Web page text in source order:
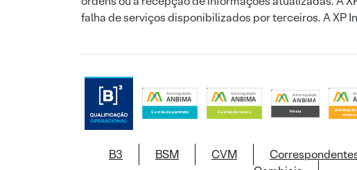
falha de serviços disponibilizados por terceiros. A XP
B3 BSM CVM